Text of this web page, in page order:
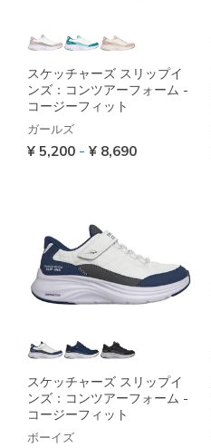
スケッチャーズ スリップイ
ンズ：コンツアーフォーム -
コージーフィット
ガールズ
¥ 5,200 - ¥ 8,690
スケッチャーズ スリップイ
ンズ：コンツアーフォーム -
コージーフィット
ボーイズ